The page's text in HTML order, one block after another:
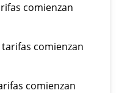
comienzan
tarifas comienzan
comienzan